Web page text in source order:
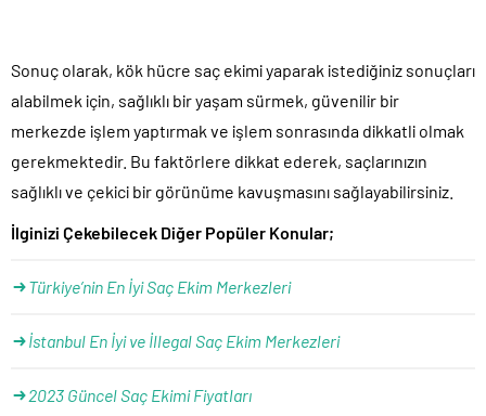
Sonuç olarak, kök hücre saç ekimi yaparak istediğiniz sonuçları
alabilmek için, sağlıklı bir yaşam sürmek, güvenilir bir
merkezde işlem yaptırmak ve işlem sonrasında dikkatli olmak
gerekmektedir. Bu faktörlere dikkat ederek, saçlarınızın
sağlıklı ve çekici bir görünüme kavuşmasını sağlayabilirsiniz.
İlginizi Çekebilecek Diğer Popüler Konular;
Türkiye’nin En İyi Saç Ekim Merkezleri
İstanbul En İyi ve İllegal Saç Ekim Merkezleri
2023 Güncel Saç Ekimi Fiyatları